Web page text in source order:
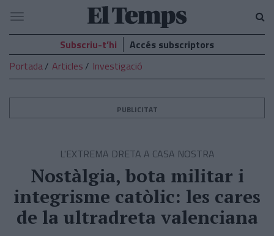
El
Temps
Navegació
Subscriu-t’hi
Accés subscriptors
Portada
Articles Investigació
PUBLICITAT
L'EXTREMA DRETA A CASA NOSTRA
Nostàlgia, bota militar i
integrisme catòlic: les cares
de la ultradreta valenciana